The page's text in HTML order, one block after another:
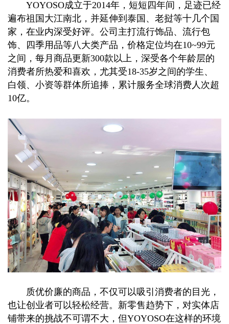
YOYOSO成立于2014年，短短四年间，足迹已经
遍布祖国大江南北，并延伸到泰国、老挝等十几个国
家，在业内深受好评。公司主打流行饰品、流行包
饰、四季用品等八大类产品，价格定位均在10~99元
之间，每月商品更新300款以上，深受各个年龄层的
消费者所热爱和喜欢，尤其受18-35岁之间的学生、
白领、小资等群体所追捧，累计服务全球消费人次超
10亿。
质优价廉的商品，不仅可以吸引消费者的目光，
也让创业者可以轻松经营。新零售趋势下，对实体店
铺带来的挑战不可谓不大，但YOYOSO在这样的环境